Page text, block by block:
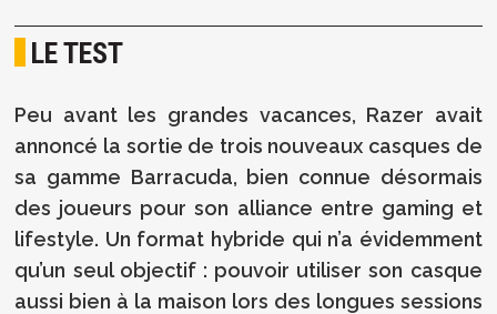
LE TEST
Peu avant les grandes vacances, Razer avait
annoncé la sortie de trois nouveaux casques de
sa gamme Barracuda, bien connue désormais
des joueurs pour son alliance entre gaming et
lifestyle. Un format hybride qui n’a évidemment
qu’un seul objectif : pouvoir utiliser son casque
aussi bien à la maison lors des longues sessions